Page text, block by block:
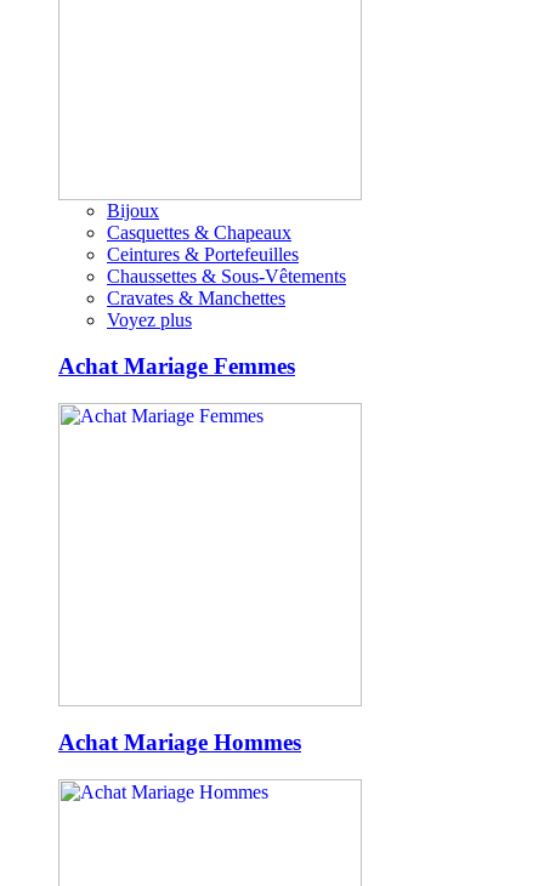
Bijoux
Casquettes & Chapeaux
Ceintures & Portefeuilles
Chaussettes & Sous-Vêtements
Cravates & Manchettes
Voyez plus
Achat Mariage Femmes
Achat Mariage Hommes